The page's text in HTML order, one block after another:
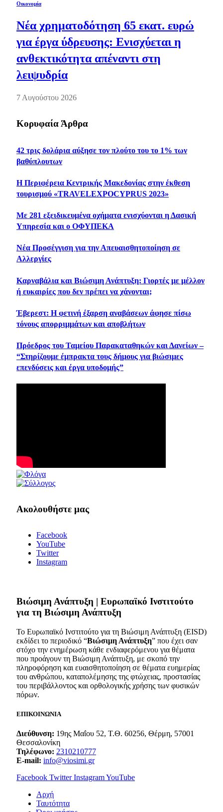
Οικονομία
Νέα χρηματοδότηση 65 εκατ. ευρώ
για έργα ύδρευσης: Ενισχύεται η
ανθεκτικότητα απέναντι στη
λειψυδρία
7 Αυγούστου 2026
Κορυφαία Άρθρα
42 τρις δολάρια αύξησε τον πλούτο του το 1% των
βαθύπλουτων
Η Περιφέρεια Κεντρικής Μακεδονίας στην έκθεση
τουρισμού «TRAVELEXPOCYPRUS 2023»
Με 281 εξειδικευμένα οχήματα ενισχύονται η Δασική
Υπηρεσία και ο ΟΦΥΠΕΚΑ
Νέα Προσέγγιση για την Απευαισθητοποίηση σε
Αλλεργίες
Καρναβάλια και Βιώσιμη Ανάπτυξη: Γιορτές με μέλλον
ή ευκαιρίες που δεν πρέπει να χάνονται;
Έβερεστ: Η φετινή έξαρση αναβάσεων άφησε πίσω
τόνους απορριμμάτων και αποβλήτων
Πρόεδρος του Ταμείου Παρακαταθηκών και Δανείων –
“Στηρίζουμε έμπρακτα τους δήμους για βιώσιμες
επενδύσεις και έργα υποδομής”
Ακολουθήστε μας
Facebook
YouTube
Twitter
Instagram
Bιώσιμη Ανάπτυξη | Ευρωπαϊκό Ινστιτούτο
για τη Βιώσιμη Ανάπτυξη
Το Ευρωπαϊκό Ινστιτούτο για τη Βιώσιμη Ανάπτυξη (EISD)
εκδίδει το περιοδικό “Βιώσιμη Ανάπτυξη” που έχει σαν
στόχο την ενημέρωση κάθε ενδιαφερόμενου για θέματα
που προάγουν τη Βιώσιμη Ανάπτυξη, με σκοπό την
πληροφόρηση και ευαισθητοποίηση σε θέματα ευημερίας
του ανθρώπου, καταπολέμησης της φτώχειας, προστασίας
του περιβάλλοντος και ορθολογικής χρήσης των φυσικών
πόρων.
ΕΠΙΚΟΙΝΩΝΙΑ
Διεύθυνση: 19ης Μαΐου 52, Τ.Θ. 60256, Θέρμη, 57001
Θεσσαλονίκη
Τηλέφωνο: 2310210777
E-mail: info@viosimi.gr
Facebook Twitter InstagramYouTube
Aρχή
Ταυτότητα